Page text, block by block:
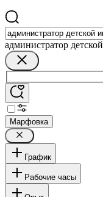
администратор
Марфовка
График
Рабочие часы